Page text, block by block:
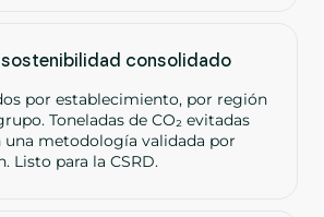
sostenibilidad consolidado
por establecimiento, por región
Toneladas de CO₂ evitadas
una metodología validada por
Listo para la CSRD.